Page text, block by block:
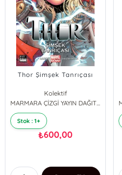
Thor Şimşek Tanrıçası
Kolektif
MARMARA ÇİZGİ YAYIN DAĞITIM
Stok : 1+
₺600,00